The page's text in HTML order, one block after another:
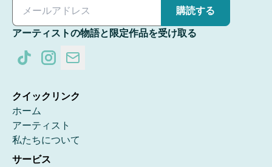
購読する
アーティストの物語と限定作品を受け取る
クイックリンク
ホーム
アーティスト
私たちについて
サービス